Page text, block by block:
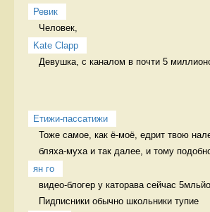
Ревик
Человек,
Kate Clapp
Девушка, с каналом в почти 5
Етижи-пассатижи
Тоже самое, как ё-моё, едрит твою
бляха-муха и так далее, и тому
ян го
видео-блогер у каторава сейчас
Пидписники обычно школьники тупие